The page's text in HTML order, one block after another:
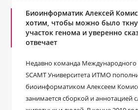
Биоинформатик Алексей
хотим, чтобы можно было
участок генома и уверенно
отвечает
Недавно команда Международного
SCAMT Университета ИТМО
биоинформатиком Алексеем
занимается сборкой и аннотацией